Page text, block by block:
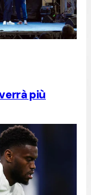
più